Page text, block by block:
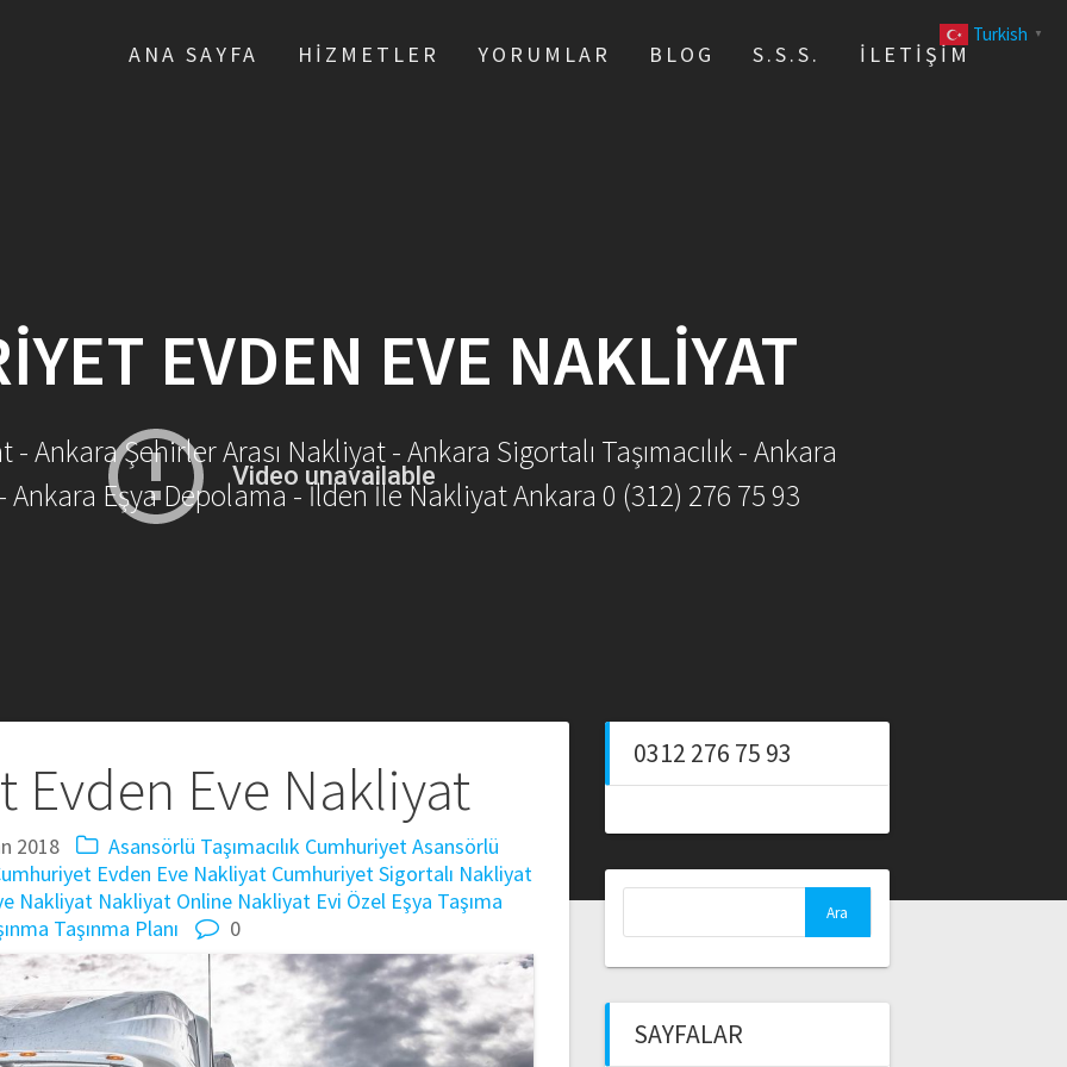
ANA SAYFA HIZMETLER YORUMLAR BLOG S.S.S. İLETIŞIM
EVDEN EVE NAKLIYAT
Ankara Şehirler Arası Nakliyat - Ankara Sigortalı Taşımacılık - Ankara
Ankara Eşya Depolama - İlden İle Nakliyat Ankara 0 (312) 276 75 93
Evden Eve Nakliyat
2018 Asansörlü Taşımacılık Cumhuriyet Asansörlü
Evden Eve Nakliyat Cumhuriyet Sigortalı Nakliyat
Nakliyat Nakliyat Online Nakliyat Evi Özel Eşya Taşıma
Taşınma Planı 0
0312 276 75 93
SAYFALAR
Turkish ▼